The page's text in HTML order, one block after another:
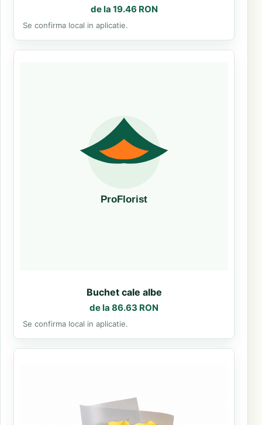
de la 19.46 RON
Se confirma local in aplicatie.
Buchet cale albe
de la 86.63 RON
Se confirma local in aplicatie.